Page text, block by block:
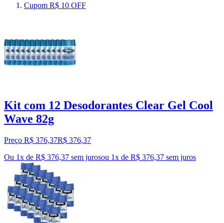
Cupom R$ 10 OFF
Kit com 12 Desodorantes Clear Gel Cool
Wave 82g
Preço R$ 376,37R$ 376,37
Ou 1x de R$ 376,37 sem jurosou 1x de R$ 376,37 sem juros